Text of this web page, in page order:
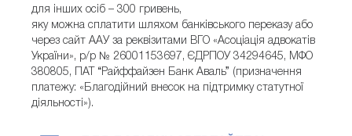
для інших осіб – 300 гривень,
яку можна сплатити шляхом банківського переказу або
через сайт ААУ за реквізитами ВГО «Асоціація адвокатів
України», р/р № 26001153697, ЄДРПОУ 34294645, МФО
380805, ПАТ “Райффайзен Банк Аваль” (призначення
платежу: «Благодійний внесок на підтримку статутної
діяльності»).